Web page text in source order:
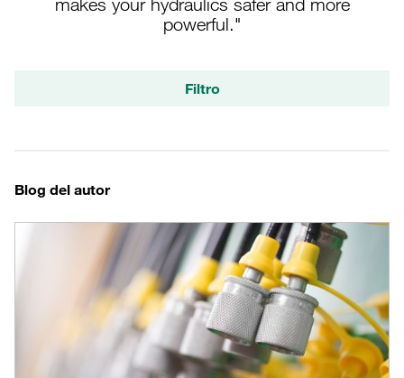
makes your hydraulics safer and more
powerful."
Blog del autor
Filtro